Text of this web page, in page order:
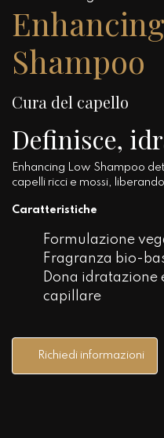
Shampoo
Cura del capello
Definisce,
Enhancing Low Shampoo
capelli ricci e mossi,
Caratteristiche
Formulazione
Fragranza bio-
Dona idratazione
capillare
Richiedi informazioni